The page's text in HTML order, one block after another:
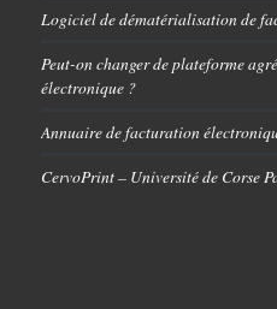
Logiciel de dématérialisation de
Peut-on changer de plateforme
électronique ?
Annuaire de facturation
CervoPrint – Université de Corse